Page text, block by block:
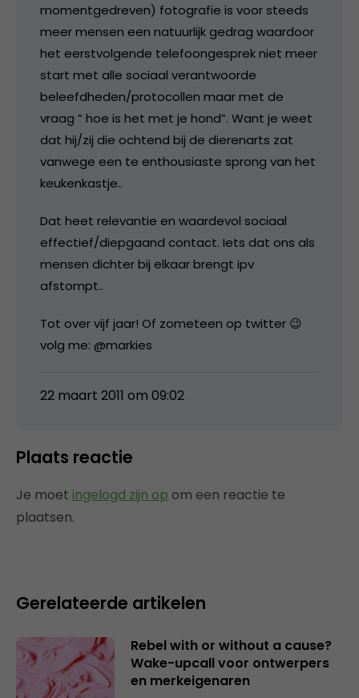
momentgedreven) fotografie is voor steeds
meer mensen een natuurlijk gedrag waardoor
het eerstvolgende telefoongesprek niet meer
start met alle sociaal verantwoorde
beleefdheden/protocollen maar met de
vraag ” hoe is het met je hond”. Want je weet
dat hij/zij die ochtend bij de dierenarts zat
vanwege een te enthousiaste sprong van het
keukenkastje..
Dat heet relevantie en waardevol sociaal
effectief/diepgaand contact. Iets dat ons als
mensen dichter bij elkaar brengt ipv
afstompt..
Tot over vijf jaar! Of zometeen op twitter 😉
volg me: @markies
22 maart 2011 om 09:02
Plaats reactie
Je moet ingelogd zijn op om een reactie te
plaatsen.
Gerelateerde artikelen
Rebel with or without a cause?
Wake-upcall voor ontwerpers
en merkeigenaren